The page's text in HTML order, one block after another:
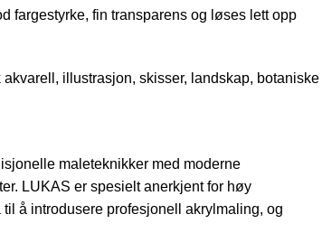
fargestyrke, fin transparens og løses lett opp
illustrasjon, skisser, landskap, botaniske
maleteknikker med moderne
LUKAS er spesielt anerkjent for høy
å introdusere profesjonell akrylmaling, og